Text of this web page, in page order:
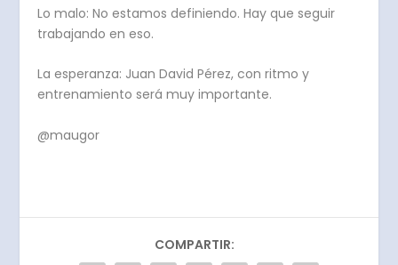
Lo malo: No estamos definiendo. Hay que seguir
trabajando en eso.
La esperanza: Juan David Pérez, con ritmo y
entrenamiento será muy importante.
@maugor
COMPARTIR: